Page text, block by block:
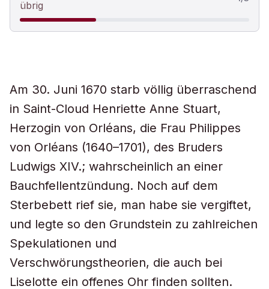
übrig
Am 30. Juni 1670 starb völlig überraschend
in Saint-Cloud Henriette Anne Stuart,
Herzogin von Orléans, die Frau Philippes
von Orléans (1640–1701), des Bruders
Ludwigs XIV.; wahrscheinlich an einer
Bauchfellentzündung. Noch auf dem
Sterbebett rief sie, man habe sie vergiftet,
und legte so den Grundstein zu zahlreichen
Spekulationen und
Verschwörungstheorien, die auch bei
Liselotte ein offenes Ohr finden sollten.